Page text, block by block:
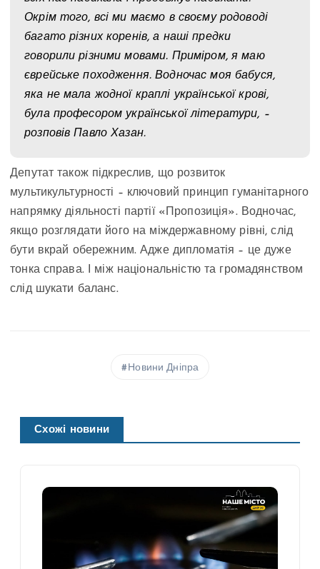
Окрім того, всі ми маємо в своєму родоводі
багато різних коренів, а наші предки
говорили різними мовами. Приміром, я маю
єврейське походження. Водночас моя бабуся,
яка не мала жодної краплі української крові,
була професором української літератури, –
розповів Павло Хазан.
Депутат також підкреслив, що розвиток
мультикультурності – ключовий принцип гуманітарного
напрямку діяльності партії «Пропозиція». Водночас,
якщо розглядати його на міждержавному рівні, слід
бути вкрай обережним. Адже дипломатія – це дуже
тонка справа. І між національністю та громадянством
слід шукати баланс.
Новини Дніпра
Схожі новини